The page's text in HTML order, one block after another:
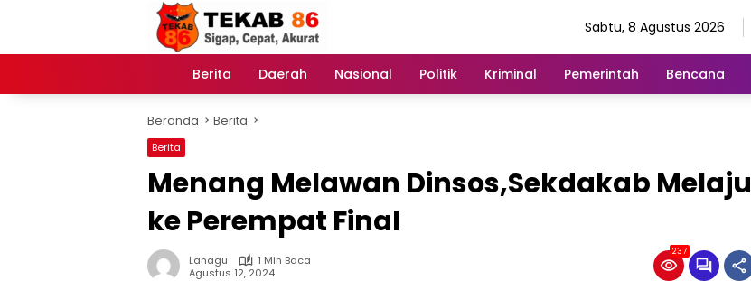
Sabtu, 8 Agustus 2026
Home
Berita Daerah Nasional Politik Kriminal Pemerintah Bencana
Beranda Berita
Berita
Menang Melawan Dinsos,Sekdakab Melaju
ke Perempat Final
Lahagu
1 Min Baca
Agustus 12, 2024
237